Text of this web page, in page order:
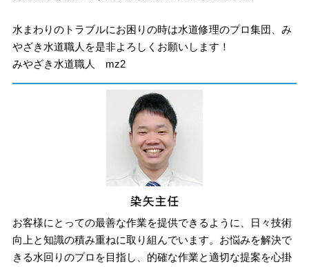
水まわりのトラブルにお困りの時は水道修理のプロ集団、み
やざき水道職人を是非よろしくお願いします！
みやざき水道職人 mz2
お客様にとっての最善な作業を提供できるように、日々技術
向上と知識の積み重ねに取り組んでいます。お悩みを解決で
きる水回りのプロを目指し、的確な作業と適切な提案を心掛